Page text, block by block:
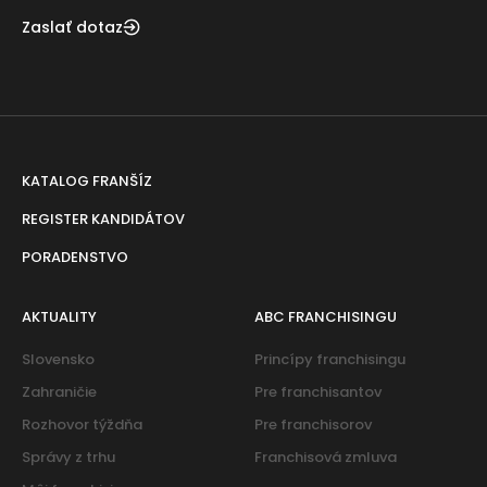
Zaslať dotaz
KATALOG FRANŠÍZ
REGISTER KANDIDÁTOV
PORADENSTVO
AKTUALITY
Slovensko
Zahraničie
Rozhovor týždňa
Správy z trhu
ABC FRANCHISINGU
Princípy franchisingu
Pre franchisantov
Pre franchisorov
Franchisová zmluva